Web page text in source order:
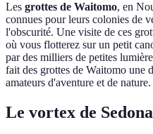
Les grottes de Waitomo, en
connues pour leurs colonies de
l'obscurité. Une visite de ces
où vous flotterez sur un petit
par des milliers de petites
fait des grottes de Waitomo une
amateurs d'aventure et de nature.
Le vortex de